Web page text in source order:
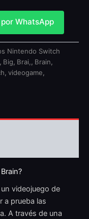
WhatsApp
Nintendo Switch
, Big, Brai, , Brain,
, videogame,
videojuego de
a prueba las
A través de una